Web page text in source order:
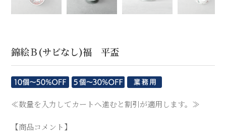
錦絵Ｂ(サビなし)福 平盃
≪数量を入力してカートへ進むと割引が適用します。≫
【商品コメント】